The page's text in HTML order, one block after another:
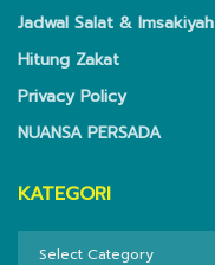
Jadwal Salat & Imsakiyah
Hitung Zakat
Privacy Policy
NUANSA PERSADA
KATEGORI